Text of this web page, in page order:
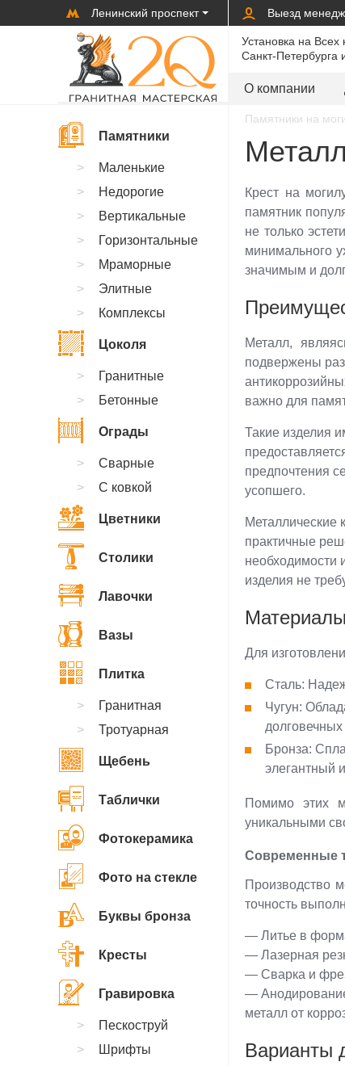
Ленинский проспект Выезд
Установка на
Санкт-Петербурга
О компании
Памятники на
Крест на
памятник
не только
минимального
значимым и
Металл,
подвержены
важно для
Такие изделия
предпочтения
усопшего.
Металлические
практичные
необходимости
изделия не
Материалы
Для
Сталь:
Чугун:
Бронза:
элегантный
Помимо этих
уникальными
Современные
Производство
точность
— Литье в
— Лазерная
— Сварка и
—
металл от
Варианты
Памятники
Маленькие
Недорогие
Вертикальные
Горизонтальные
Мраморные
Элитные
Комплексы
Цоколя
Гранитные
Бетонные
Ограды
Сварные
С ковкой
Цветники
Столики
Лавочки
Вазы
Плитка
Гранитная
Тротуарная
Щебень
Таблички
Фотокерамика
Фото на стекле
Буквы бронза
Кресты
Гравировка
Пескоструй
Шрифты